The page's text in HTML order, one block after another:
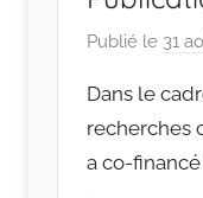
Publié le 31
Dans le
recherches
a co-